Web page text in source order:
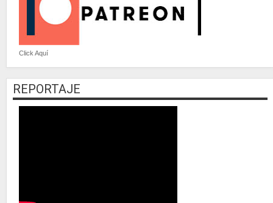
Click Aquí
REPORTAJE